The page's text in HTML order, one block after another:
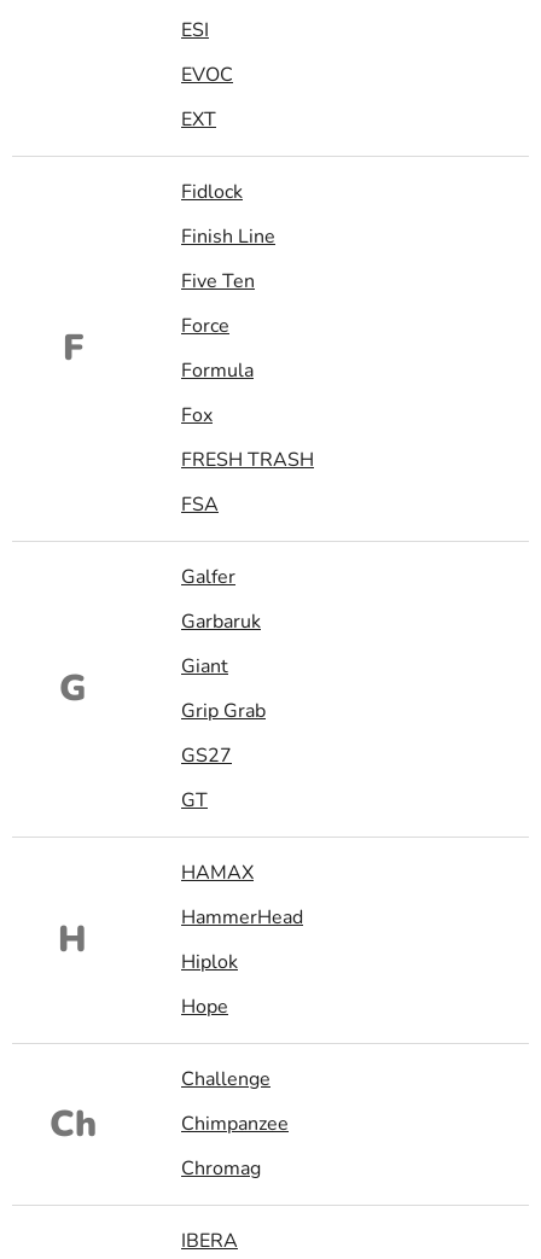
ESI
EVOC
EXT
F
Fidlock
Finish Line
Five Ten
Force
Formula
Fox
FRESH TRASH
FSA
G
Galfer
Garbaruk
Giant
Grip Grab
GS27
GT
H
HAMAX
HammerHead
Hiplok
Hope
Ch
Challenge
Chimpanzee
Chromag
IBERA